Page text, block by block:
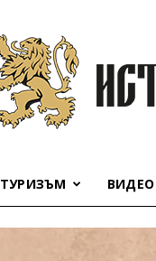
ТУРИЗЪМ ВИДЕО